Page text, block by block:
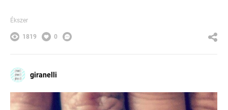
Ékszer
1819 0
giranelli